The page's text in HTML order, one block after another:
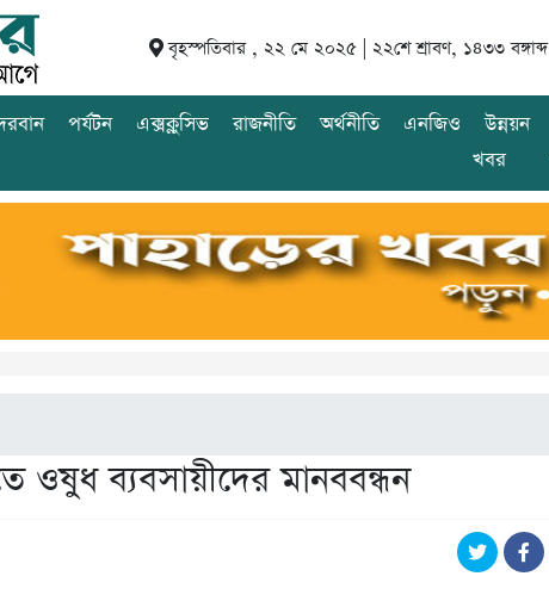
বৃহস্পতিবার , ২২ মে ২০২৫ | ২২শে শ্রাবণ, ১৪৩৩ বঙ্গাব্দ
পর্যটন এক্সক্লুসিভ রাজনীতি অর্থনীতি এনজিও
উন্নয়ন
খবর
ওষুধ ব্যবসায়ীদের মানববন্ধন